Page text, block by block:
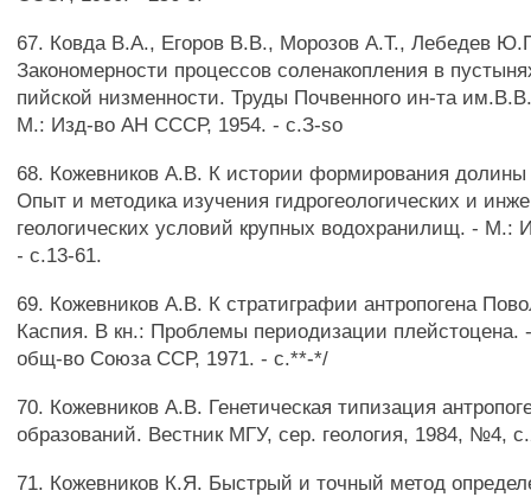
67. Ковда В.А., Егоров В.В., Морозов А.Т., Лебедев
Закономерности процессов соленакопления в
пийской низменности. Труды Почвенного ин-та
М.: Изд-во АН СССР, 1954. - с.З-so
68. Кожевников А.В. К истории формирования долины
Опыт и методика изучения гидрогеологических и
геологических условий крупных водохранилищ. - М.:
- с.13-61.
69. Кожевников А.В. К стратиграфии антропогена
Каспия. В кн.: Проблемы периодизации плейстоцена.
общ-во Союза ССР, 1971. - с.**-*/
70. Кожевников А.В. Генетическая типизация
образований. Вестник МГУ, сер. геология, 1984, №4,
71. Кожевников К.Я. Быстрый и точный метод